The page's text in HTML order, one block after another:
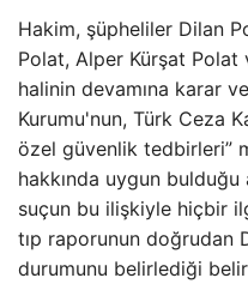
Hakim, şüpheliler Dilan
Polat, Alper Kürşat
halinin devamına karar
Kurumu'nun, Türk Ceza
özel güvenlik tedbirleri”
hakkında uygun
suçun bu ilişkiyle hiçbir
tıp raporunun doğrudan
durumunu belirlediği